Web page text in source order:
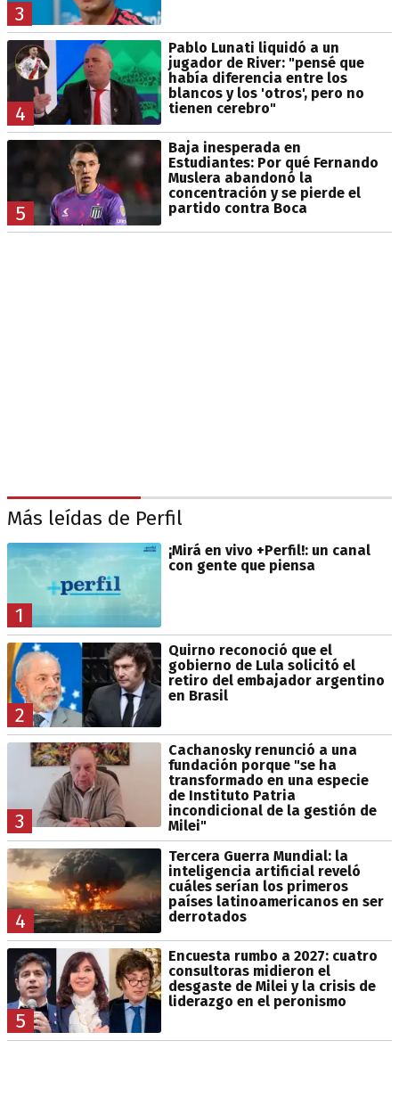
3
4
Pablo Lunati liquidó a un
jugador de River: "pensé que
había diferencia entre los
blancos y los 'otros', pero no
tienen cerebro"
5
Baja inesperada en
Estudiantes: Por qué Fernando
Muslera abandonó la
concentración y se pierde el
partido contra Boca
Más leídas de Perfil
1
¡Mirá en vivo +Perfil!: un canal
con gente que piensa
2
Quirno reconoció que el
gobierno de Lula solicitó el
retiro del embajador argentino
en Brasil
3
Cachanosky renunció a una
fundación porque "se ha
transformado en una especie
de Instituto Patria
incondicional de la gestión de
Milei"
4
Tercera Guerra Mundial: la
inteligencia artificial reveló
cuáles serían los primeros
países latinoamericanos en ser
derrotados
5
Encuesta rumbo a 2027: cuatro
consultoras midieron el
desgaste de Milei y la crisis de
liderazgo en el peronismo